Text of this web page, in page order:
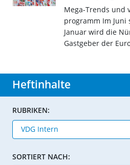
Mega-Trends und
programm Im
Januar wird die
Gastgeber der
Heftinhalte
RUBRIKEN:
SORTIERT NACH: